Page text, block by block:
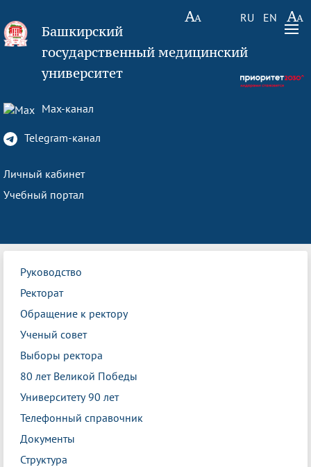
RU EN
Башкирский
государственный медицинский
университет
Max-канал
Telegram-канал
Личный кабинет
Учебный портал
Руководство
Ректорат
Обращение к ректору
Ученый совет
Выборы ректора
80 лет Великой Победы
Университету 90 лет
Телефонный справочник
Документы
Структура